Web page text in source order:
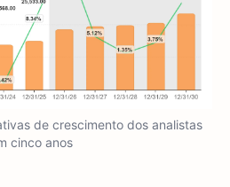
de crescimento dos analistas
cinco anos